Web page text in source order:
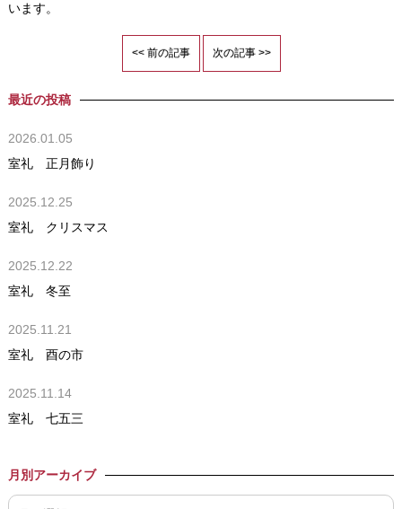
います。
<< 前の記事 次の記事 >>
最近の投稿
2026.01.05
室礼 正月飾り
2025.12.25
室礼 クリスマス
2025.12.22
室礼 冬至
2025.11.21
室礼 酉の市
2025.11.14
室礼 七五三
月別アーカイブ